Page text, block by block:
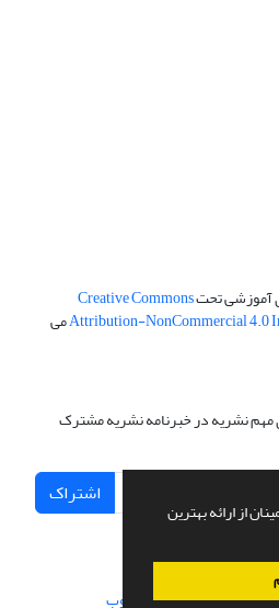
از ارائه بهترین
آموزشی تحتCreative Commons
Attribution-NonCommercial 4.0می
مهم نشریه در خبرنامه نشریه مشترک
اشتراک
طراحی و پیاده سازی از سیناوب